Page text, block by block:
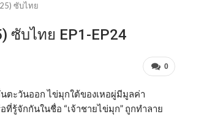
ซับไทย
ซับไทย EP1-EP24
0
ตะวันออก ไข่มุกใต้ของเหอผู่มีมูลค่า
รู้จักกันในชื่อ “เจ้าชายไข่มุก” ถูกทำลาย